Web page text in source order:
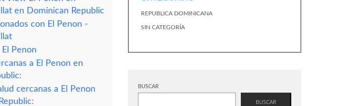
en Dominican Republic
con El Penon -
Penon
a El Penon en
cercanas a El Penon
REPUBLICA DOMINICANA
SIN CATEGORÍA
BUSCAR
BUSCAR